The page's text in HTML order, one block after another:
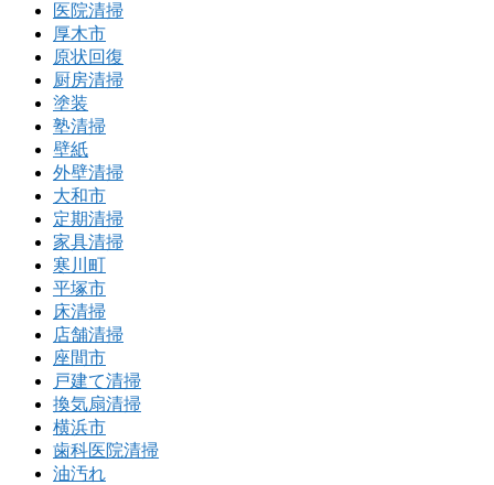
医院清掃
厚木市
原状回復
厨房清掃
塗装
塾清掃
壁紙
外壁清掃
大和市
定期清掃
家具清掃
寒川町
平塚市
床清掃
店舗清掃
座間市
戸建て清掃
換気扇清掃
横浜市
歯科医院清掃
油汚れ